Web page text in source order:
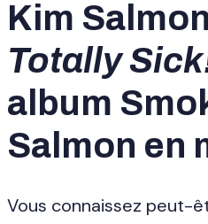
Kim
Totally
album
Salmon en
Vous connaissez peut-